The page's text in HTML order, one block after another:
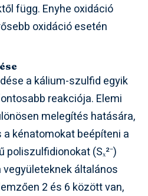
függ. Enyhe oxidáció
oxidáció esetén
a kálium-szulfid egyik
reakciója. Elemi
melegítés hatására,
kénatomokat beépíteni a
(Sₓ²⁻)
általános
2 és 6 között van,